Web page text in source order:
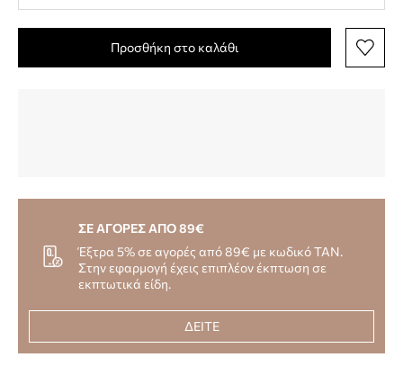
Προσθήκη στο καλάθι
ΣΕ ΑΓΟΡΕΣ ΑΠΟ 89€
Έξτρα 5% σε αγορές από 89€ με κωδικό TAN.
Στην εφαρμογή έχεις επιπλέον έκπτωση σε
εκπτωτικά είδη.
ΔΕΙΤΕ